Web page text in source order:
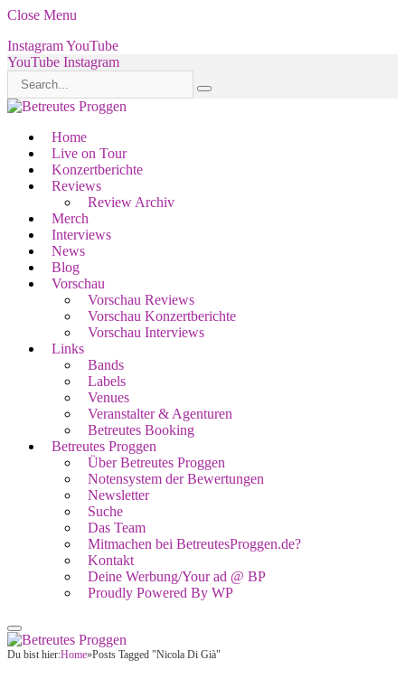
Close Menu
InstagramYouTube
YouTube Instagram
Home
Live on Tour
Konzertberichte
Reviews
Review Archiv
Merch
Interviews
News
Blog
Vorschau
Vorschau Reviews
Vorschau Konzertberichte
Vorschau Interviews
Links
Bands
Labels
Venues
Veranstalter & Agenturen
Betreutes Booking
Betreutes Proggen
Über Betreutes Proggen
Notensystem der Bewertungen
Newsletter
Suche
Das Team
Mitmachen bei BetreutesProggen.de?
Kontakt
Deine Werbung/Your ad @ BP
Proudly Powered By WP
Du bist hier:Home»Posts Tagged "Nicola Di Già"